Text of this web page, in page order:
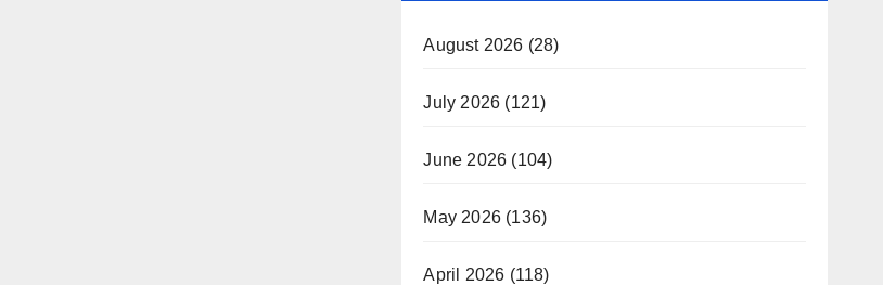
August 2026 (28)
July 2026 (121)
June 2026 (104)
May 2026(136)
April 2026 (118)